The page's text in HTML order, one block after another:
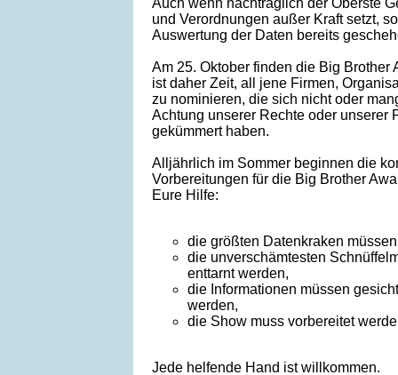
Auch wenn nachträglich der Oberste
und Verordnungen außer Kraft setzt,
Auswertung der Daten bereits
Am 25. Oktober finden die Big Brother
ist daher Zeit, all jene Firmen,
zu nominieren, die sich nicht oder
Achtung unserer Rechte oder unserer
gekümmert haben.
Alljährlich im Sommer beginnen die
Vorbereitungen für die Big Brother
Eure Hilfe:
die größten Datenkraken
die unverschämtesten
enttarnt werden,
die Informationen müssen
werden,
die Show muss vorbereitet
Jede helfende Hand ist willkommen.